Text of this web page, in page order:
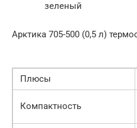
зеленый
Арктика 705-500 (0,5 л)
Плюсы
Компактность